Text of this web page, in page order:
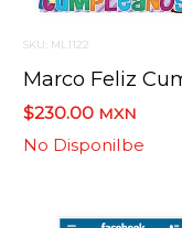
SKU: ML1122
$230.00 MXN
No Disponilbe